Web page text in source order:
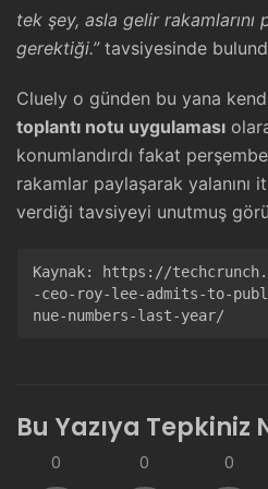
tek şey, asla gelir rakamlarını
gerektiği.”tavsiyesinde
Cluely o günden bu yana
toplantı notu uygulaması
konumlandırdı fakat
rakamlar paylaşarak yalanını
verdiği tavsiyeyi unutmuş
Kaynak:
https://
-ceo-roy-lee-admits-to-
nue-numbers-last-year/
Bu Yazıya Tepkiniz
0 0 0